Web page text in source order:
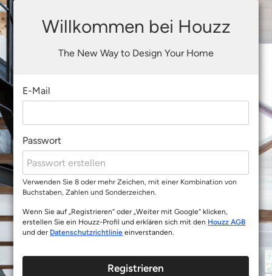
Willkommen bei Houzz
The New Way to Design Your Home
E-Mail
Passwort
Verwenden Sie 8 oder mehr Zeichen, mit einer Kombination von
Buchstaben, Zahlen und Sonderzeichen.
Wenn Sie auf „Registrieren“ oder „Weiter mit Google“ klicken,
erstellen Sie ein Houzz-Profil und erklären sich mit den Houzz AGB
und der Datenschutzrichtlinie einverstanden.
Registrieren